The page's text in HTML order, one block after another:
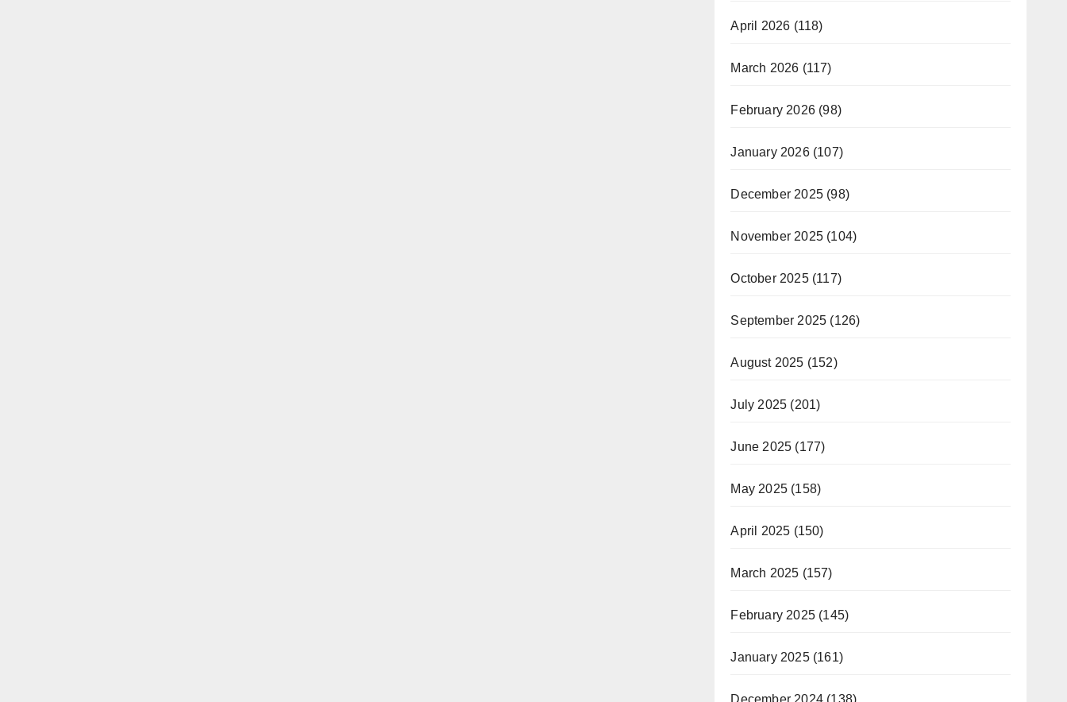
April 2026 (118)
March 2026 (117)
February 2026(98)
January 2026(107)
December 2025(98)
November 2025(104)
October 2025(117)
September 2025 (126)
August 2025 (152)
July 2025 (201)
June 2025 (177)
May 2025(158)
April 2025 (150)
March 2025 (157)
February 2025(145)
January 2025(161)
December 2024(138)